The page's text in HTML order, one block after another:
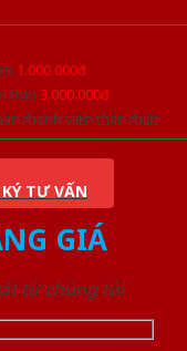
1.000.000đ
hơn 3.000.000đ
thành viên thân thiết
TƯ VẤN
GIÁ
từ chúng tôi